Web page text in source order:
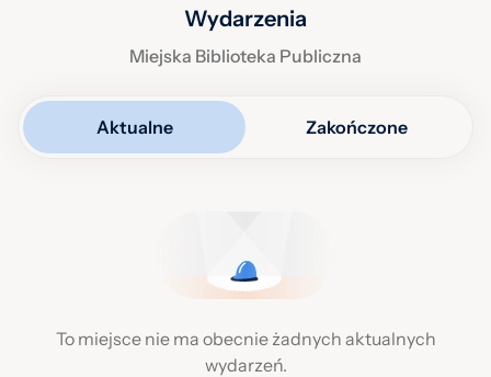
W ramach działalności biblioteka organizuje spotkania
autorskie, warsztaty, wykłady, lekcje multimedialne,
konkursy i wystawy. Oferuje zbiory drukowane i
audiowizualne oraz dostęp do e-booków w IBUK Libra, a jej
działalność była wielokrotnie doceniana w ogólnopolskich
konkursach branżowych.
Wydarzenia
Miejska Biblioteka Publiczna
Aktualne Zakończone
To miejsce nie ma obecnie żadnych aktualnych
wydarzeń.